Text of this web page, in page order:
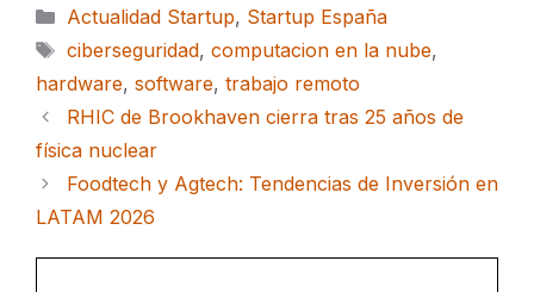
Categorías
Actualidad Startup, Startup España
Etiquetas
ciberseguridad, computacion en la nube,
hardware, software, trabajo remoto
RHIC de Brookhaven cierra tras 25 años de
física nuclear
Foodtech y Agtech: Tendencias de Inversión en
LATAM 2026